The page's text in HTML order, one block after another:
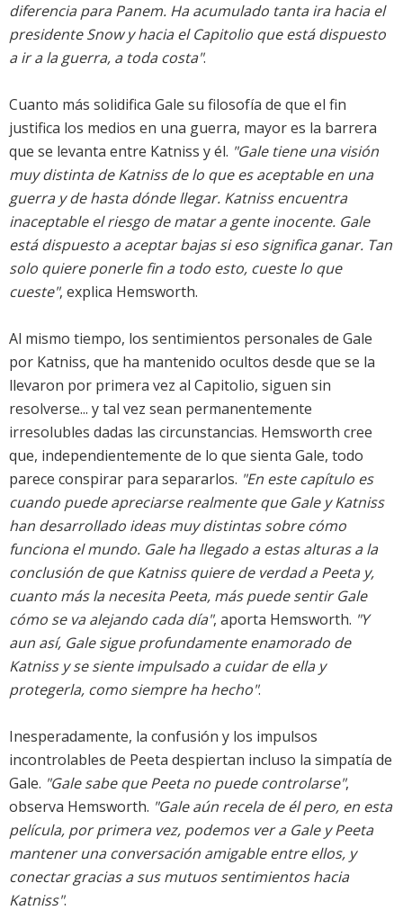
diferencia para Panem. Ha acumulado tanta ira hacia el
presidente Snow y hacia el Capitolio que está dispuesto
a ir a la guerra, a toda costa".
Cuanto más solidifica Gale su filosofía de que el fin
justifica los medios en una guerra, mayor es la barrera
que se levanta entre Katniss y él. "Gale tiene una visión
muy distinta de Katniss de lo que es aceptable en una
guerra y de hasta dónde llegar. Katniss encuentra
inaceptable el riesgo de matar a gente inocente. Gale
está dispuesto a aceptar bajas si eso significa ganar. Tan
solo quiere ponerle fin a todo esto, cueste lo que
cueste", explica Hemsworth.
Al mismo tiempo, los sentimientos personales de Gale
por Katniss, que ha mantenido ocultos desde que se la
llevaron por primera vez al Capitolio, siguen sin
resolverse... y tal vez sean permanentemente
irresolubles dadas las circunstancias. Hemsworth cree
que, independientemente de lo que sienta Gale, todo
parece conspirar para separarlos. "En este capítulo es
cuando puede apreciarse realmente que Gale y Katniss
han desarrollado ideas muy distintas sobre cómo
funciona el mundo. Gale ha llegado a estas alturas a la
conclusión de que Katniss quiere de verdad a Peeta y,
cuanto más la necesita Peeta, más puede sentir Gale
cómo se va alejando cada día", aporta Hemsworth. "Y
aun así, Gale sigue profundamente enamorado de
Katniss y se siente impulsado a cuidar de ella y
protegerla, como siempre ha hecho".
Inesperadamente, la confusión y los impulsos
incontrolables de Peeta despiertan incluso la simpatía de
Gale. "Gale sabe que Peeta no puede controlarse",
observa Hemsworth. "Gale aún recela de él pero, en esta
película, por primera vez, podemos ver a Gale y Peeta
mantener una conversación amigable entre ellos, y
conectar gracias a sus mutuos sentimientos hacia
Katniss".